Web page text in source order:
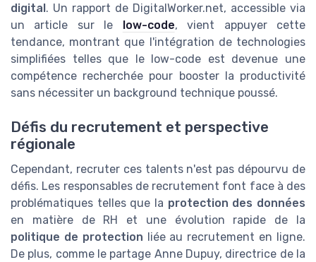
digital. Un rapport de DigitalWorker.net, accessible via
un article sur le low-code, vient appuyer cette
tendance, montrant que l'intégration de technologies
simplifiées telles que le low-code est devenue une
compétence recherchée pour booster la productivité
sans nécessiter un background technique poussé.
Défis du recrutement et perspective
régionale
Cependant, recruter ces talents n'est pas dépourvu de
défis. Les responsables de recrutement font face à des
problématiques telles que la protection des données
en matière de RH et une évolution rapide de la
politique de protection liée au recrutement en ligne.
De plus, comme le partage Anne Dupuy, directrice de la